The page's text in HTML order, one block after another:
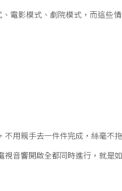
電影模式、劇院模式，而這些
用親手去一件件完成，絲毫不
音響開啟全都同時進行，就是如